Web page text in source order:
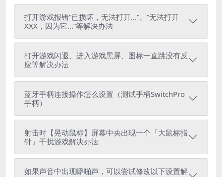
打开游戏报错“已损坏，无法打开...”、“无法打开
XXX，因为它...”等解决办法
打开游戏闪退、进入游戏黑屏、图标一直跳没有反
应等解决办法
蓝牙手柄连接操作怎么设置（测试手柄SwitchPro
手柄）
射击时【晃动鼠标】屏幕中央出现一个「大鼠标指
针」干扰游戏解决办法
如果声音中出现噼啪声，可以尝试修改以下设置解